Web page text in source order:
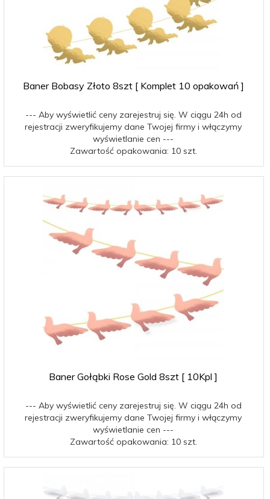
Baner Bobasy Złoto 8szt [ Komplet 10 opakowań ]
--- Aby wyświetlić ceny zarejestruj się. W ciągu 24h od
rejestracji zweryfikujemy dane Twojej firmy i włączymy
wyświetlanie cen ---
Zawartość opakowania: 10 szt.
Baner Gołąbki Rose Gold 8szt [ 10Kpl ]
--- Aby wyświetlić ceny zarejestruj się. W ciągu 24h od
rejestracji zweryfikujemy dane Twojej firmy i włączymy
wyświetlanie cen ---
Zawartość opakowania: 10 szt.